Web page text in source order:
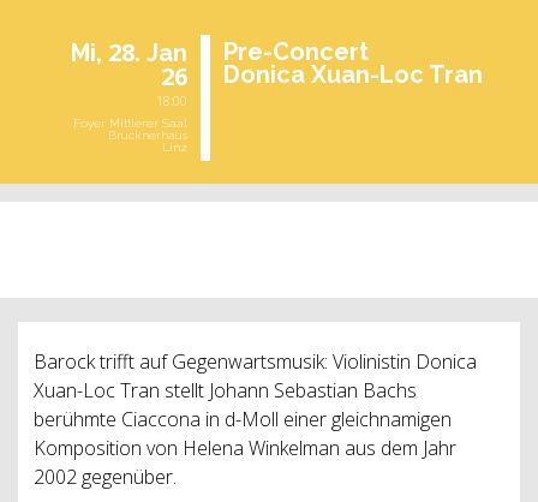
Mi, 28. Jan
26
18:00
Foyer Mittlerer Saal
Brucknerhaus
Linz
Pre-Con­cert
Do­ni­ca Xuan-Loc Tran
Barock trifft auf Gegenwartsmusik: Violinistin Donica
Xuan-Loc Tran stellt Johann Sebastian Bachs
berühmte Ciaccona in d-Moll einer gleichnamigen
Komposition von Helena Winkelman aus dem Jahr
2002 gegenüber.